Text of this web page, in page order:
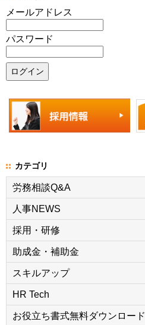
メールアドレス
パスワード
カテゴリ
労務相談Q&A
人事NEWS
採用・研修
助成金・補助金
スキルアップ
HR Tech
お役立ち書式無料ダウンロード